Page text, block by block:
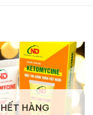
HẾT HÀNG